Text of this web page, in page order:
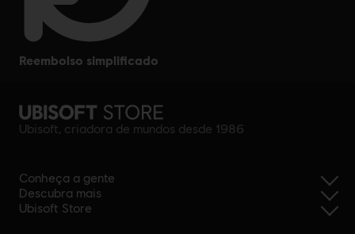
reembolso simplificado
Ubisoft, criadora de mundos desde 1986
Conheça a gente
Descubra mais
Ubisoft Store